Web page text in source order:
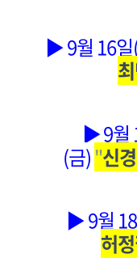
▶ 9월 16일
▶ 9월
(금)"신
▶ 9월
허